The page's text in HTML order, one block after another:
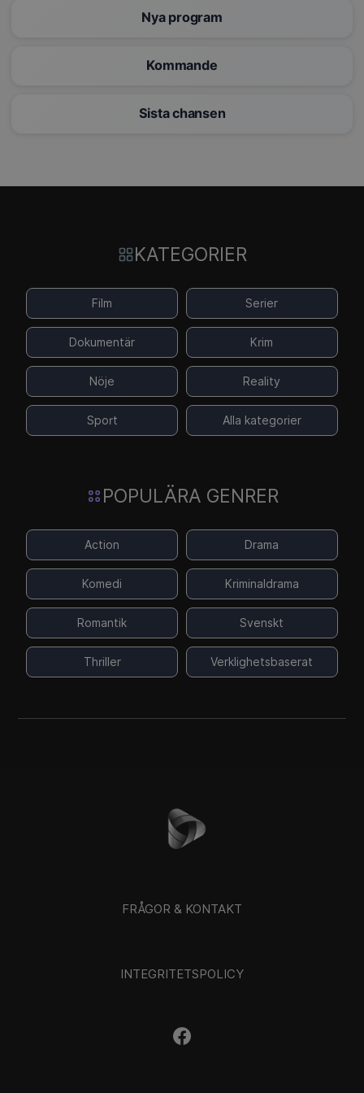
Nya program
Kommande
Sista chansen
KATEGORIER
Film Serier
Dokumentär Krim
Nöje Reality
Sport Alla kategorier
POPULÄRA GENRER
Action Drama
Komedi Kriminaldrama
Romantik Svenskt
Thriller Verklighetsbaserat
FRÅGOR & KONTAKT
INTEGRITETSPOLICY